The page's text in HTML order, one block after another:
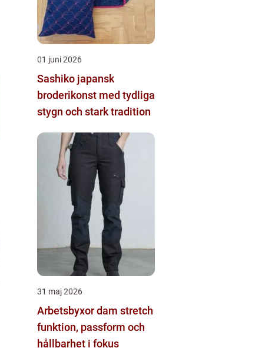
01 juni 2026
Sashiko japansk
broderikonst med tydliga
stygn och stark tradition
31 maj 2026
Arbetsbyxor dam stretch
funktion, passform och
hållbarhet i fokus